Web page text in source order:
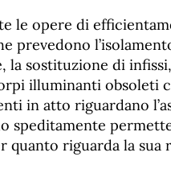
le opere di
prevedono
la sostituzione di
illuminanti obsoleti
in atto riguardano
speditamente
quanto riguarda la